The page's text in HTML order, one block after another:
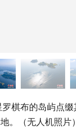
布的岛屿点缀
。（无人机照片